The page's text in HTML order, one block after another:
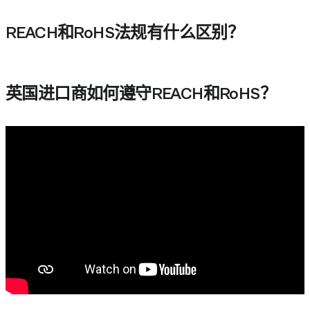
REACH和RoHS法规有什么区别？
英国进口商如何遵守REACH和RoHS？